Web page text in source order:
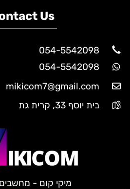
Us
054-5542098
054-5542098
mikicom7@gmail.com
בית יוסף 33, קרית גת
מיקי קום - מחשבים